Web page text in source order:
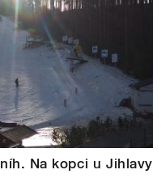
Na kopci u Jihlavy